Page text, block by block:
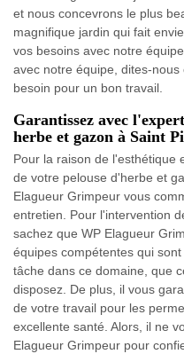
et nous concevrons le plus
magnifique jardin qui fait
vos besoins avec notre
avec notre équipe, dites-
besoin pour un bon travail.
Garantissez avec
herbe et gazon à Saint
Pour la raison de l'esthétique
de votre pelouse d'herbe et
Elagueur Grimpeur vous
entretien. Pour l'intervention
sachez que WP Elagueur
équipes compétentes qui
tâche dans ce domaine, que
disposez. De plus, il vous
de votre travail pour les
excellente santé. Alors, il ne
Elagueur Grimpeur pour